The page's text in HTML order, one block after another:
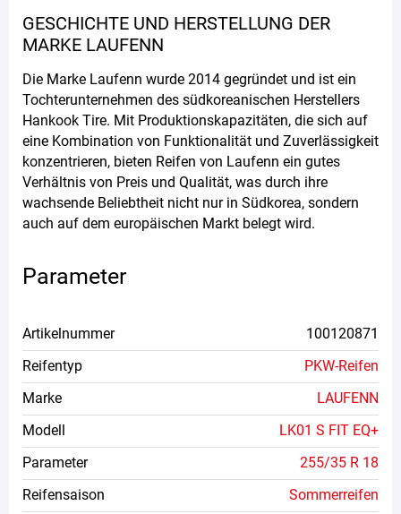
GESCHICHTE UND HERSTELLUNG DER
MARKE LAUFENN
Die Marke Laufenn wurde 2014 gegründet und ist ein
Tochterunternehmen des südkoreanischen Herstellers
Hankook Tire. Mit Produktionskapazitäten, die sich auf
eine Kombination von Funktionalität und Zuverlässigkeit
konzentrieren, bieten Reifen von Laufenn ein gutes
Verhältnis von Preis und Qualität, was durch ihre
wachsende Beliebtheit nicht nur in Südkorea, sondern
auch auf dem europäischen Markt belegt wird.
Parameter
Artikelnummer
100120871
Reifentyp
PKW-Reifen
Marke
LAUFENN
Modell
LK01 S FIT EQ+
Parameter
255/35 R 18
Reifensaison
Sommerreifen